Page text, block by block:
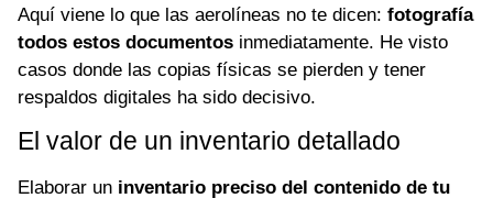
Aquí viene lo que las aerolíneas no te dicen: fotografía
todos estos documentos inmediatamente. He visto
casos donde las copias físicas se pierden y tener
respaldos digitales ha sido decisivo.
El valor de un inventario detallado
Elaborar un inventario preciso del contenido de tu